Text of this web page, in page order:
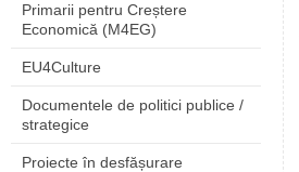
Primarii pentru Creștere
Economică (M4EG)
EU4Culture
Documentele de politici publice /
strategice
Proiecte în desfășurare